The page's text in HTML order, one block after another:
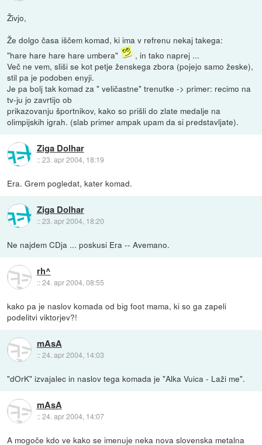
Živjo,
Že dolgo časa iščem komad, ki ima v refrenu nekaj takega:
"hare hare hare hare umbera"
, in tako naprej ...
Več ne vem, sliši se kot petje ženskega zbora (pojejo samo žeske),
stil pa je podoben enyji.
Je pa bolj tak komad za " veličastne" trenutke -> primer: recimo na
tv-ju jo zavrtijo ob
prikazovanju športnikov, kako so prišli do zlate medalje na
olimpijskih igrah. (slab primer ampak upam da si predstavljate).
Ziga Dolhar
::23. apr 2004, 18:19
Era. Grem pogledat, kater komad.
Ziga Dolhar
::23. apr 2004, 18:20
Ne najdem CDja ... poskusi Era -- Avemano.
rh^
::24. apr 2004, 08:55
kako pa je naslov komada od big foot mama, ki so ga zapeli
podelitvi viktorjev?!
mAsA
::24. apr 2004, 14:03
"dOrK" izvajalec in naslov tega komada je "Alka Vuica - Laži me".
mAsA
::24. apr 2004, 14:07
A mogoče kdo ve kako se imenuje neka nova slovenska metalna